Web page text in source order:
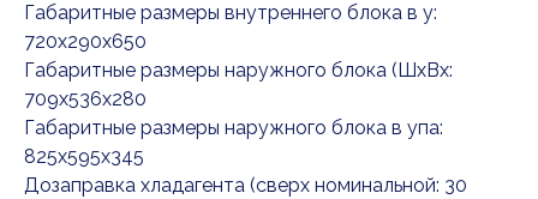
Габаритные размеры внутреннего блока в у:
720x290x650
Габаритные размеры наружного блока (ШxВx:
709x536x280
Габаритные размеры наружного блока в упа:
825x595x345
Дозаправка хладагента (сверх номинальной: 30